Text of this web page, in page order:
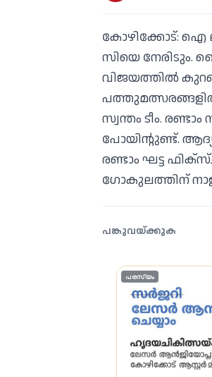
കോഴിക്കോട്: ഐ
സിയെ നേരിടും.
വിജയത്തിൽ
സ്വന്തം ടീം.
പോയിന്റുണ്ട്.
രണ്ടാം ഘട്ട
ഗോകുലത്തിന്
പങ്കുവയ്ക്കുക
പരസ്യം